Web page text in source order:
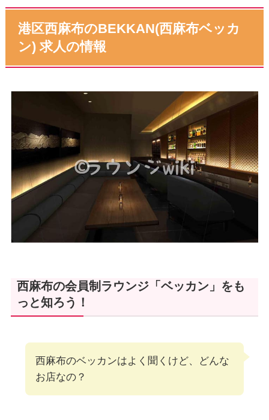
港区西麻布のBEKKAN(西麻布ベッカ
ン) 求人の情報
西麻布の会員制ラウンジ「ベッカン」をも
っと知ろう！
西麻布のベッカンはよく聞くけど、どんな
お店なの？